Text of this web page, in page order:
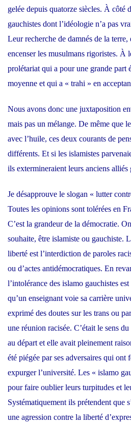
gelée depuis quatorze siècles. À côté
gauchistes dont l’idéologie n’a pas
Leur recherche de damnés de la terre,
encenser les musulmans rigoristes. À
prolétariat qui a pour une grande part
moyenne et qui a « trahi » en
Nous avons donc une juxtaposition
mais pas un mélange. De même que
avec l’huile, ces deux courants de
différents. Et si les islamistes
ils extermineraient leurs anciens alliés
Je désapprouve le slogan « lutter
Toutes les opinions sont tolérées en
C’est la grandeur de la démocratie.
souhaite, être islamiste ou gauchiste.
liberté est l’interdiction de paroles
ou d’actes antidémocratiques. En
l’intolérance des islamo gauchistes
qu’un enseignant voie sa carrière
exprimé des doutes sur les trans ou
une réunion racisée. C’était le sens
au départ et elle avait pleinement
été piégée par ses adversaires qui
expurger l’université. Les « islamo
pour faire oublier leurs turpitudes et
Systématiquement ils prétendent que
une agression contre la liberté